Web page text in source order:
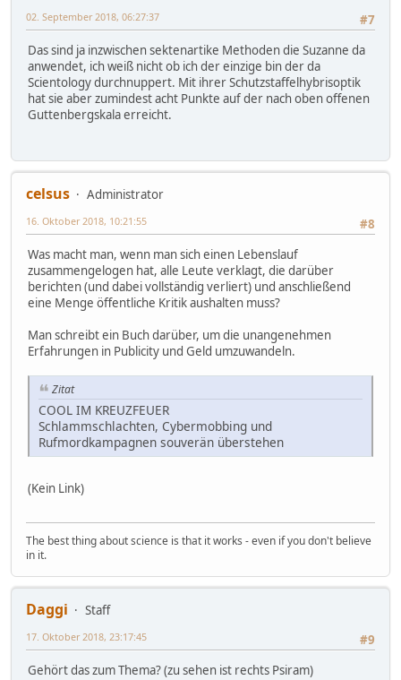
#7
02. September 2018, 06:27:37
Das sind ja inzwischen sektenartike Methoden die Suzanne da
anwendet, ich weiß nicht ob ich der einzige bin der da
Scientology durchnuppert. Mit ihrer Schutzstaffelhybrisoptik
hat sie aber zumindest acht Punkte auf der nach oben offenen
Guttenbergskala erreicht.
celsus
Administrator
#8
16. Oktober 2018, 10:21:55
Was macht man, wenn man sich einen Lebenslauf
zusammengelogen hat, alle Leute verklagt, die darüber
berichten (und dabei vollständig verliert) und anschließend
eine Menge öffentliche Kritik aushalten muss?
Man schreibt ein Buch darüber, um die unangenehmen
Erfahrungen in Publicity und Geld umzuwandeln.
Zitat
COOL IM KREUZFEUER
Schlammschlachten, Cybermobbing und
Rufmordkampagnen souverän überstehen
(Kein Link)
The best thing about science is that it works - even if you don't believe
in it.
Daggi
Staff
#9
17. Oktober 2018, 23:17:45
Gehört das zum Thema? (zu sehen ist rechts Psiram)